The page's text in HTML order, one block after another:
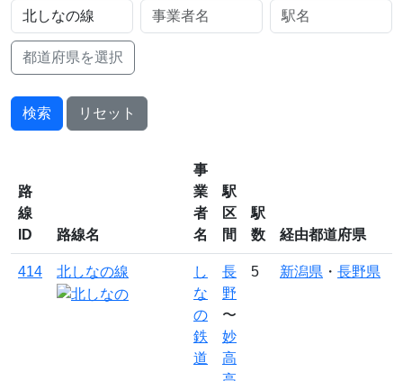
都道府県を選択
検索 リセット
路
線
ID
路線名
事
業
者
名
駅
区
間
駅
数
経由都道府県
414 北しなの線
し
な
の
鉄
道
長
野
〜
妙
高
5 新潟県 ・ 長野県